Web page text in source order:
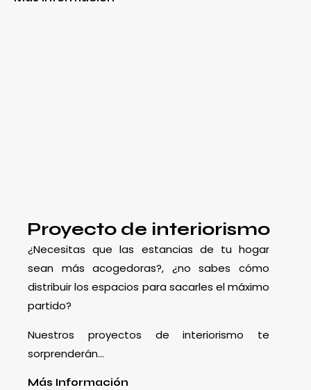
Proyecto de interiorismo
¿Necesitas que las estancias de tu hogar
sean más acogedoras?, ¿no sabes cómo
distribuir los espacios para sacarles el máximo
partido?
Nuestros proyectos de interiorismo te
sorprenderán…
Más Información